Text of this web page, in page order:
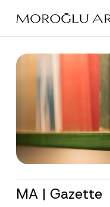
main
MA | Gazette